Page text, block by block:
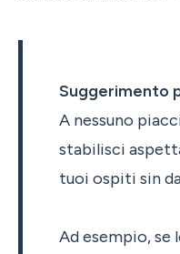
Suggerimento
A nessuno
stabilisci
tuoi ospiti sin
Ad esempio, se